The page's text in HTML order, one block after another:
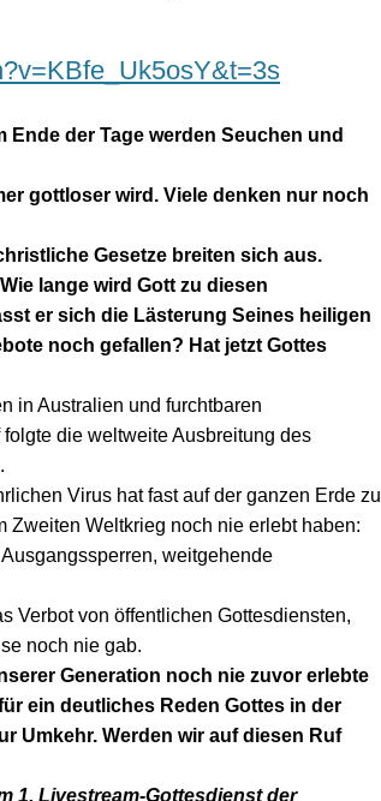
der Tage werden Seuchen und
gottloser wird. Viele denken nur noch
Gesetze breiten sich aus.
lange wird Gott zu diesen
er sich die Lästerung Seines heiligen
noch gefallen? Hat jetzt Gottes
in Australien und furchtbaren
die weltweite Ausbreitung des
Virus hat fast auf der ganzen Erde zu
Zweiten Weltkrieg noch nie erlebt haben:
weitgehende
Verbot von öffentlichen Gottesdiensten,
noch nie gab.
Generation noch nie zuvor erlebte
ein deutliches Reden Gottes in der
Umkehr. Werden wir auf diesen Ruf
1. Livestream-Gottesdienst der